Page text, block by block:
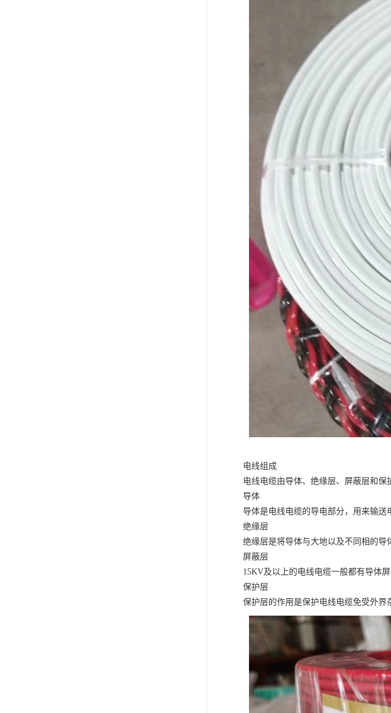
电线组成
电线电缆由导体、绝缘层、屏蔽层和保
导体
导体是电线电缆的导电部分，用来输送
绝缘层
绝缘层是将导体与大地以及不同相的导
屏蔽层
15KV及以上的电线电缆一般都有导体屏
保护层
保护层的作用是保护电线电缆免受外界